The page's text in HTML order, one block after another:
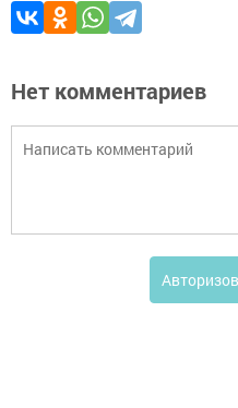
Нет комментариев